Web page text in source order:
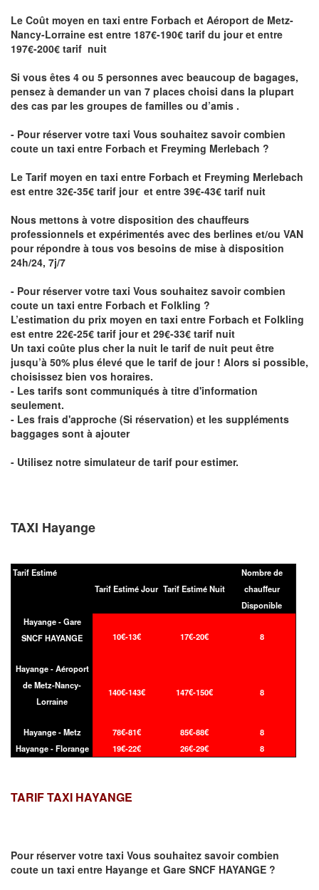
Le Coût moyen en taxi entre Forbach et Aéroport de Metz-
Nancy-Lorraine est entre 187€-190€ tarif du jour et entre
197€-200€ tarif nuit
Si vous êtes 4 ou 5 personnes avec beaucoup de bagages,
pensez à demander un van 7 places choisi dans la plupart
des cas par les groupes de familles ou d’amis .
- Pour réserver votre taxi Vous souhaitez savoircombien
coute un taxi entre Forbach et Freyming Merlebach ?
Le Tarif moyen en taxi entre Forbach et Freyming Merlebach
est entre 32€-35€ tarif jour et entre 39€-43€ tarif nuit
Nous mettons à votre disposition des chauffeurs
professionnels et expérimentés avec des berlines et/ou VAN
pour répondre à tous vos besoins de mise à disposition
24h/24, 7j/7
- Pour réserver votre taxi Vous souhaitez savoircombien
coute un taxi entre Forbach et Folkling ?
L’estimation du prix moyen en taxi entre Forbach et Folkling
est entre 22€-25€ tarif jour et 29€-33€ tarif nuit
Un taxi coûte plus cher la nuit le tarif de nuit peut être
jusqu’à 50% plus élevé que le tarif de jour ! Alors si possible,
choisissez bien vos horaires.
- Les tarifs sont communiqués à titre d'information
seulement.
- Les frais d'approche (Si réservation) et les suppléments
baggages sont à ajouter
- Utilisez notre simulateur de tarif pour estimer.
TAXI Hayange
Tarif Estimé
Tarif Estimé Jour Tarif Estimé Nuit
Nombre de
chauffeur
Disponible
Hayange - Gare
SNCF HAYANGE
10€-13€ 17€-20€ 8
Hayange - Aéroport
de Metz-Nancy-
Lorraine
140€-143€ 147€-150€ 8
Hayange - Metz 78€-81€ 85€-88€
8
Hayange - Florange
19€-22€ 26€-29€ 8
TARIF TAXI HAYANGE
Pour réserver votre taxi Vous souhaitez savoircombien
coute un taxi entre Hayange et Gare SNCF HAYANGE ?